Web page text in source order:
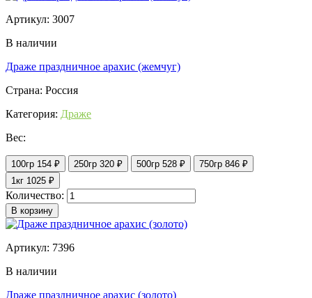
Артикул: 3007
В наличии
Драже праздничное арахис (жемчуг)
Страна: Россия
Категория: Драже
Вес:
100гр 154 ₽ 250гр 320 ₽ 500гр 528 ₽ 750гр 846 ₽
1кг 1025 ₽
Количество:
В корзину
Артикул: 7396
В наличии
Драже праздничное арахис (золото)